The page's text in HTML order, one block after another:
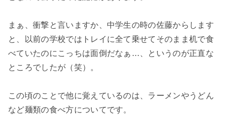
まぁ、衝撃と言いますか、中学生の時の佐藤からします
と、以前の学校ではトレイに全て乗せてそのまま机で食
べていたのにこっちは面倒だなぁ…、というのが正直な
ところでしたが（笑）。
この頃のことで他に覚えているのは、ラーメンやうどん
など麺類の食べ方についてです。